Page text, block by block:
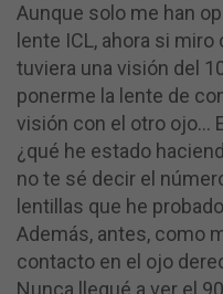
Aunque solo me han
lente ICL, ahora si
tuviera una visión del
ponerme la lente de
visión con el otro ojo…
¿qué he estado
no te sé decir el
lentillas que he
Además, antes, como
contacto en el ojo
Nunca llegué a ver el